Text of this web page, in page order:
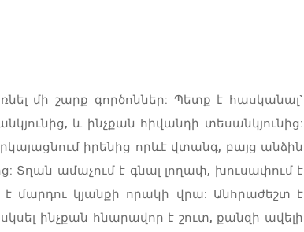
մի շարք գործոններ: Պետք է հասկանալ`
և ինչքան հիվանդի տեսանկյունից:
իրենից որևէ վտանգ, բայց անձին
Տղան ամաչում է գնալ լողափ, խուսափում է
մարդու կյանքի որակի վրա: Անհրաժեշտ է
ինչքան հնարավոր է շուտ, քանզի ավելի